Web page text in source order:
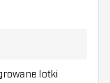
lotki